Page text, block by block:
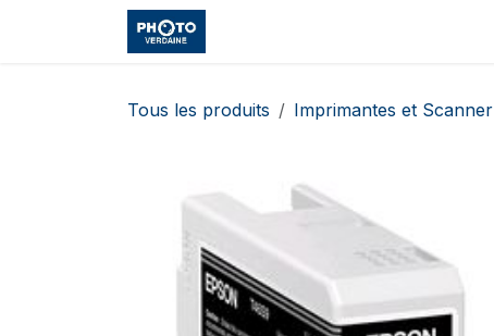
Se rendre au contenu
Tous les produits Imprimantes et Scanner